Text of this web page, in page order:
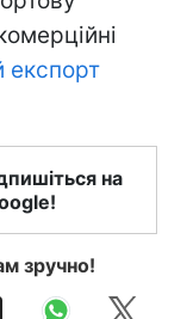
експорт
на
зручно!